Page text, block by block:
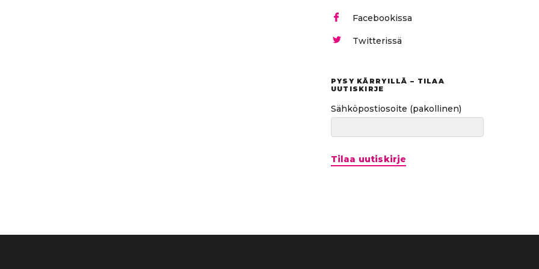
Facebookissa
Twitterissä
PYSY KÄRRYILLÄ – TILAA
UUTISKIRJE
Sähköpostiosoite (pakollinen)
Tilaa uutiskirje